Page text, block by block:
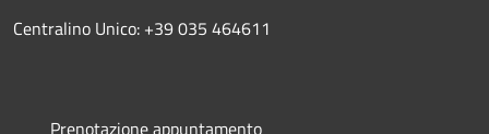
Centralino Unico: +39 035 464611
Prenotazione appuntamento